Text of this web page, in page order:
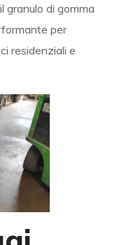
granulo di gomma
per
residenziali e